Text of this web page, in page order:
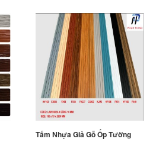
Tấm Nhựa Giả Gỗ Ốp Tường